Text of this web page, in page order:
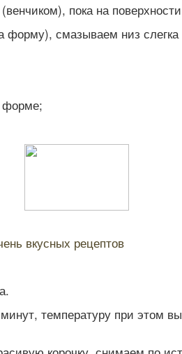
пока на
форму), смазываем низ
форме;
вкусных рецептов
температуру при этом